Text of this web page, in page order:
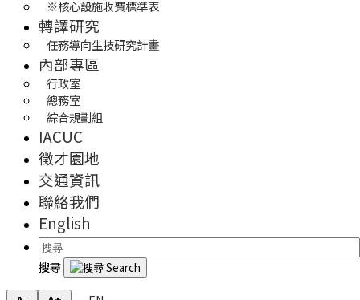
※核心設施收費標準表
轉譯研究
任務導向生技研究計畫
內部專區
行政室
總務室
綜合規劃組
IACUC
徵才園地
交通資訊
聯絡我們
English
搜尋